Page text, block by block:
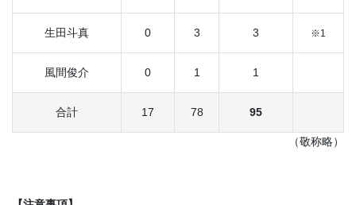
生田斗真 0 3 3 ※1
風間俊介 0 1 1
合計 17 78 95
（敬称略）